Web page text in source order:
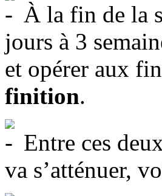
À la fin de la
jours à 3
et opérer aux
finition.
Entre ces
va s’atténuer,